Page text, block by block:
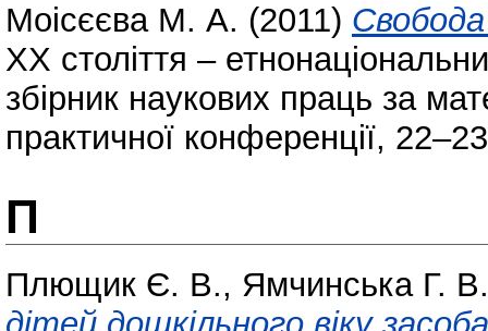
Моісєєва М. А. (2011)
ХХ століття –
збірник наукових праць за
практичної конференції,
П
Плющик Є. В., Ямчинська Г. В.